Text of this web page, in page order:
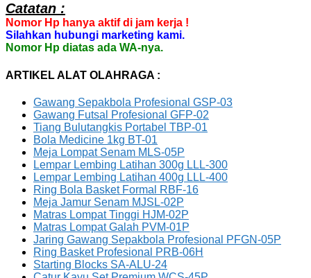
Catatan :
Nomor Hp hanya aktif di jam kerja !
Silahkan hubungi marketing kami.
Nomor Hp diatas ada WA-nya.
ARTIKEL ALAT OLAHRAGA :
Gawang Sepakbola Profesional GSP-03
Gawang Futsal Profesional GFP-02
Tiang Bulutangkis Portabel TBP-01
Bola Medicine 1kg BT-01
Meja Lompat Senam MLS-05P
Lempar Lembing Latihan 300g LLL-300
Lempar Lembing Latihan 400g LLL-400
Ring Bola Basket Formal RBF-16
Meja Jamur Senam MJSL-02P
Matras Lompat Tinggi HJM-02P
Matras Lompat Galah PVM-01P
Jaring Gawang Sepakbola Profesional PFGN-05P
Ring Basket Profesional PRB-06H
Starting Blocks SA-ALU-24